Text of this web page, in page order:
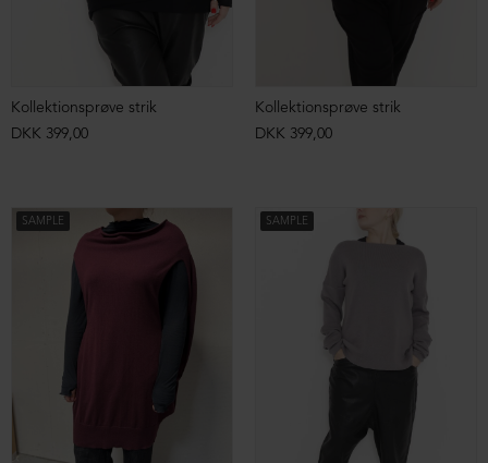
Kollektionsprøve strik
DKK 399,00
Kollektionsprøve strik
DKK 399,00
SAMPLE SAMPLE